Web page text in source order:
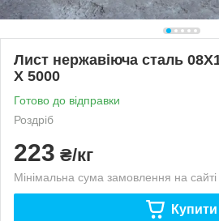
Лист нержавіюча сталь
Х 5000
Готово до відправки
Роздріб
223 ₴/кг
Мінімальна сума замовлення на
Купити